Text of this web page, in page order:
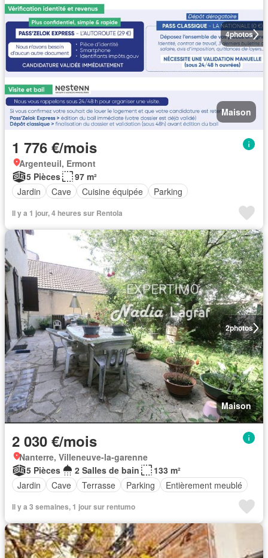
4photos
Maison
1 776 €/mois
Argenteuil, Ermont
5 Pièces
97 m²
Jardin
Cave Cuisine équipée Parking
Il y a 1 jour, 4 heures sur Rentola
2photos
Maison
2 030 €/mois
Nanterre, Villeneuve-la-garenne
5 Pièces
2 Salles de bain
133 m²
Jardin
Cave Terrasse Parking Entièrement meublé
Il y a 3 semaines, 1 jour sur rentumo